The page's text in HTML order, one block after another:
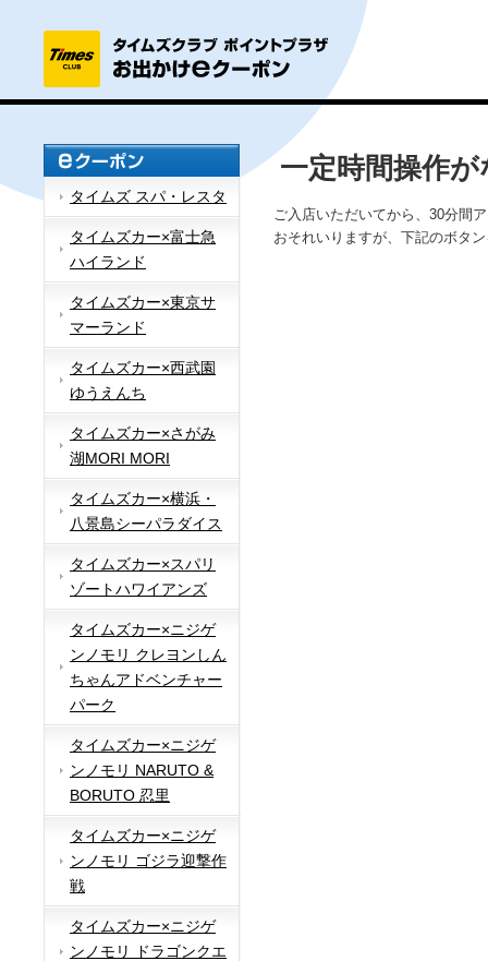
タイムズ スパ・レスタ
タイムズカー×富士急
ハイランド
タイムズカー×東京サ
マーランド
タイムズカー×西武園
ゆうえんち
タイムズカー×さがみ
湖MORI MORI
タイムズカー×横浜・
八景島シーパラダイス
タイムズカー×スパリ
ゾートハワイアンズ
タイムズカー×ニジゲ
ンノモリ クレヨンしん
ちゃんアドベンチャー
パーク
タイムズカー×ニジゲ
ンノモリ NARUTO &
BORUTO 忍里
タイムズカー×ニジゲ
ンノモリ ゴジラ迎撃作
戦
タイムズカー×ニジゲ
ンノモリ ドラゴンクエ
一定時間操作
ご入店いただいてから、30分間
おそれいりますが、下記のボタ